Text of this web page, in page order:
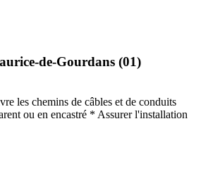
de-Gourdans (01)
les chemins de câbles et de conduits
ou en encastré * Assurer l'installation